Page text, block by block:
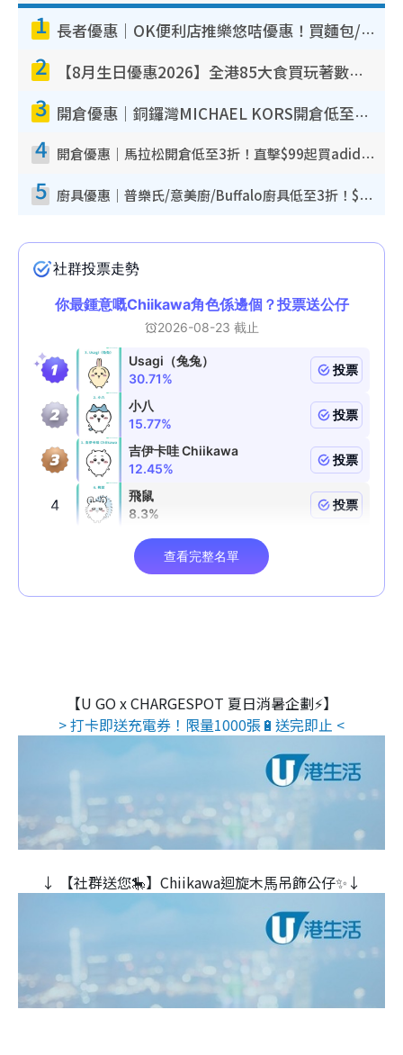
1 長者優惠｜OK便利店推樂悠咭優惠！買麵包/牛奶/保健品拍卡即減
2 【8月生日優惠2026】全港85大食買玩著數攻略 自助餐/火鍋放題同行免費＋誠品/DONKI送現金券
3 開倉優惠｜銅鑼灣MICHAEL KORS開倉低至17折！直擊$500起買手袋/銀包/鞋款 必買經典Jet Set系列
4 開倉優惠｜馬拉松開倉低至3折！直擊$99起買adidas／New Balance／Puma鞋款 STANLEY保溫杯劈價至$119起
5 廚具優惠｜普樂氏/意美廚/Buffalo廚具低至3折！$89起買煎鍋／炒鑊／個人鍋 同場小家電激減至$99起
【U GO x CHARGESPOT 夏日消暑企劃⚡】
> 打卡即送充電券！限量1000張🔋送完即止 <
↓ 【社群送您🎠】Chiikawa迴旋木⾺吊飾公仔✨↓